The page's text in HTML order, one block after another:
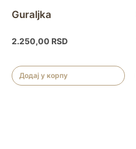
Guraljka
2.250,00 RSD
Додај у корпу